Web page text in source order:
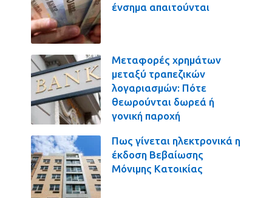
ένσημα απαιτούνται
Μεταφορές χρημάτων
μεταξύ τραπεζικών
λογαριασμών: Πότε
θεωρούνται δωρεά ή
γονική παροχή
Πως γίνεται ηλεκτρονικά η
έκδοση Βεβαίωσης
Μόνιμης Κατοικίας